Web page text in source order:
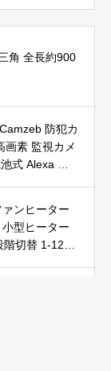
角 全長約900
防犯カ
画素 監視カメ
式 Alexa 赤
ンヒーター
型ヒーター
切替 1-12時